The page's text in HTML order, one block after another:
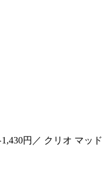
円／ クリオ マッ